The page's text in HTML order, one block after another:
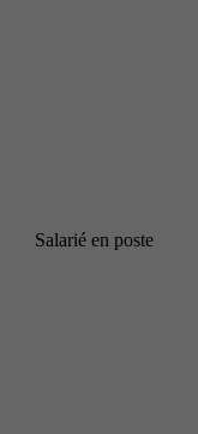
Salarié en poste